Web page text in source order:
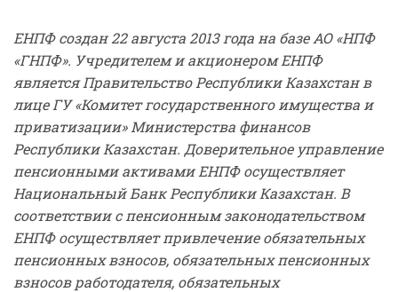
ЕНПФ создан 22 августа 2013 года на базе АО «НПФ
«ГНПФ». Учредителем и акционером ЕНПФ
является Правительство Республики Казахстан в
лице ГУ «Комитет государственного имущества и
приватизации» Министерства финансов
Республики Казахстан. Доверительное управление
пенсионными активами ЕНПФ осуществляет
Национальный Банк Республики Казахстан. В
соответствии с пенсионным законодательством
ЕНПФосуществляет привлечение обязательных
пенсионных взносов, обязательных пенсионных
взносов работодателя, обязательных